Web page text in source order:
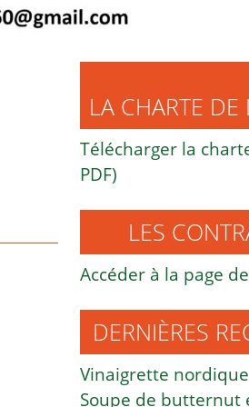
LA CHARTE DE
Télécharger la
PDF)
LES
Accéder à la page
DERNIÈRES
Vinaigrette nordique
Soupe de butternut